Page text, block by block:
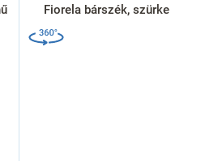
Fiorela bárszék, szürke